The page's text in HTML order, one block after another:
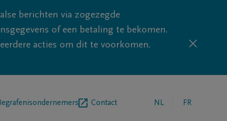
berichten via zogezegde
of een betaling te bekomen.
acties om dit te voorkomen.
Contact NL FR